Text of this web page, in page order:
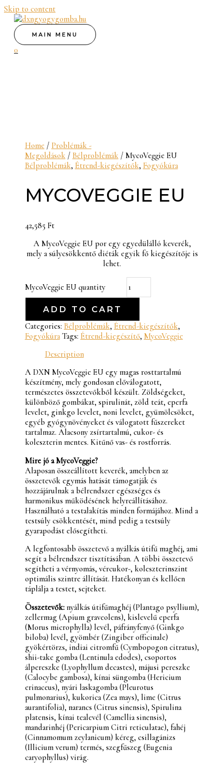
Skip to content
MAIN MENU
0
Home/ Problémák -
Megoldások/ Bélproblémák/ MycoVeggie EU
Bélproblémák, Étrend-kiegészítők, Fogyókúra
MYCOVEGGIE EU
42,585 Ft
A MycoVeggie EU por egy egyedülálló keverék,
mely a súlycsökkentő diéták egyik fő kiegészítője is
lehet.
MycoVeggie EU quantity
ADD TO CART
Categories: Bélproblémák, Étrend-kiegészítők,
Fogyókúra Tags: Étrend-kiegészítő, MycoVeggie
Description
A DXN MycoVeggie EU egy magas rosttartalmú
készítmény, mely gondosan előválogatott,
természetes összetevőkből készült. Zöldségeket,
különböző gombákat, spirulinát, zöld teát, eperfa
levelet, ginkgo levelet, noni levelet, gyümölcsöket,
egyéb gyógynövényeket és válogatott fűszereket
tartalmaz. Alacsony zsírtartalmú, cukor- és
koleszterin mentes. Kitűnő vas- és rostforrás.
Mire jó a MycoVeggie?
Alaposan összeállított keverék, amelyben az
összetevők egymás hatását támogatják és
hozzájárulnak a bélrendszer egészséges és
harmonikus működésének helyreállításához.
Használható a testalakítás minden formájához. Mind a
testsúly csökkentését, mind pedig a testsúly
gyarapodást elősegítheti.
A legfontosabb összetevő a nyálkás útifű maghéj, ami
segít a bélrendszer tisztításában. A többi összetevő
segítheti a vérnyomás, vércukor-, koleszterinszint
optimális szintre állítását. Hatékonyan és kellően
táplálja a testet, sejteket.
Összetevők:nyálkás útifűmaghéj (Plantago psyllium),
zellermag (Apium graveolens), kislevelű eperfa
(Morus microphylla) levél, páfrányfenyő (Ginkgo
biloba) levél, gyömbér (Zingiber officinale)
gyökértörzs, indiai citromfű (Cymbopogon citratus),
shii-take gomba (Lentinula edodes), csoportos
álpereszke (Lyophyllum decastes), májusi pereszke
(Calocybe gambosa), kínai süngomba (Hericium
erinaceus), nyári laskagomba (Pleurotus
pulmonarius), kukorica (Zea mays), lime (Citrus
aurantifolia), narancs (Citrus sinensis), Spirulina
platensis, kínai tealevél (Camellia sinensis),
mandarinhéj (Pericarpium Citri reticulatae), fahéj
(Cinnamomum zeylanicum) kéreg, csillagánizs
(Illicium verum) termés, szegfűszeg (Eugenia
caryophyllus) virág.